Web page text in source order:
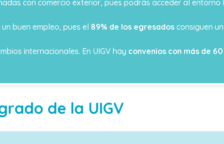
con comercio exterior, pues podrás acceder al entorno
buen empleo, pues el 89% de los egresados consiguen
internacionales. En UIGV hay convenios con más de
de la UIGV